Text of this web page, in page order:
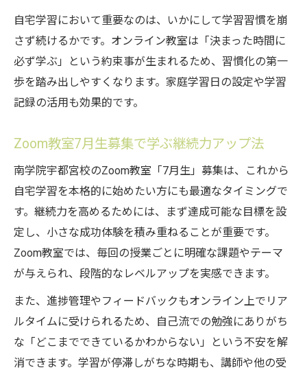
自宅学習において重要なのは、いかにして学習習慣を崩
さず続けるかです。オンライン教室は「決まった時間に
必ず学ぶ」という約束事が生まれるため、習慣化の第一
歩を踏み出しやすくなります。家庭学習日の設定や学習
記録の活用も効果的です。
Zoom教室7月生募集で学ぶ継続力アップ法
南学院宇都宮校のZoom教室「7月生」募集は、これから
自宅学習を本格的に始めたい方にも最適なタイミングで
す。継続力を高めるためには、まず達成可能な目標を設
定し、小さな成功体験を積み重ねることが重要です。
Zoom教室では、毎回の授業ごとに明確な課題やテーマ
が与えられ、段階的なレベルアップを実感できます。
また、進捗管理やフィードバックもオンライン上でリア
ルタイムに受けられるため、自己流での勉強にありがち
な「どこまでできているかわからない」という不安を解
消できます。学習が停滞しがちな時期も、講師や他の受